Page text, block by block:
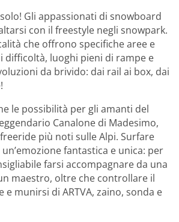
Gli appassionati di snowboard
con il freestyle negli snowpark.
che offrono specifiche aree e
difficoltà, luoghi pieni di rampe e
da brivido: dai rail ai box, dai
le possibilità per gli amanti del
Canalone di Madesimo,
più noti sulle Alpi. Surfare
fantastica e unica: per
farsi accompagnare da una
maestro, oltre che controllare il
munirsi di ARTVA, zaino, sonda e